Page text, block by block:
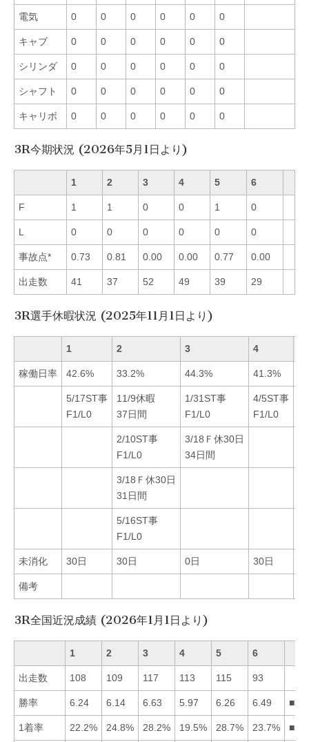
電気 0 0 0 0 0 0
キャブ 0 0 0 0 0 0
シリンダ 0 0 0 0 0 0
シャフト 0 0 0 0 0 0
キャリボ 0 0 0 0 0 0
3R今期状況 (2026年5月1日より)
1 2 3 4 5 6
F 1 1 0 0 1 0
L 0 0 0 0 0 0
事故点* 0.73 0.81 0.00 0.00 0.77 0.00
出走数 41 37 52 49 39 29
3R選手休暇状況 (2025年11月1日より)
1 2 3 4
稼働日率 42.6% 33.2% 44.3% 41.3%
5/17ST事
F1/L0
11/9休暇
37日間
1/31ST事
F1/L0
4/5ST事
F1/L0
2/10ST事
F1/L0
3/18Ｆ休30日
34日間
3/18Ｆ休30日
31日間
5/16ST事
F1/L0
未消化 30日 30日 0日 30日
備考
3R全国近況成績 (2026年1月1日より)
1 2 3 4 5 6
出走数 108 109 117 113 115 93
勝率 6.24 6.14 6.63 5.97 6.26 6.49
1着率 22.2% 24.8% 28.2% 19.5% 28.7% 23.7%